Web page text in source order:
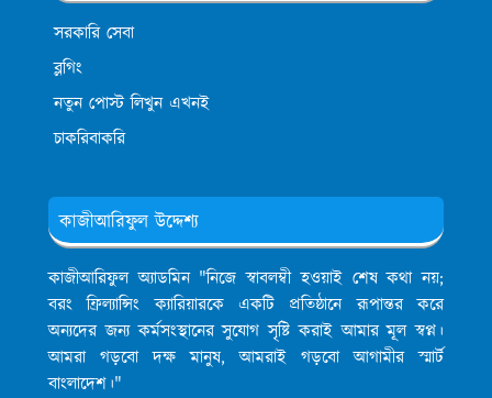
সরকারি সেবা
ব্লগিং
নতুন পোস্ট লিখুন এখনই
চাকরিবাকরি
কাজীআরিফুল উদ্দেশ্য
কাজীআরিফুল অ্যাডমিন "নিজে স্বাবলম্বী হওয়াই শেষ কথা নয়;
বরং ফ্রিল্যান্সিং ক্যারিয়ারকে একটি প্রতিষ্ঠানে রূপান্তর করে
অন্যদের জন্য কর্মসংস্থানের সুযোগ সৃষ্টি করাই আমার মূল স্বপ্ন।
আমরা গড়বো দক্ষ মানুষ, আমরাই গড়বো আগামীর স্মার্ট
বাংলাদেশ।"